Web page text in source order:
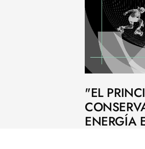
"EL
ENERGÍA